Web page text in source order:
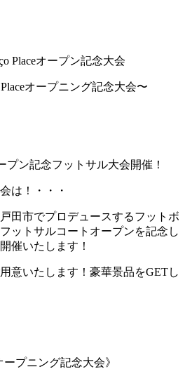
Placeオープン記念大会
オープニング記念大会〜
プン記念フットサル大会開催！
は！・・・
田市でプロデュースするフットボ
ットサルコートオープンを記念し
催いたします！
意いたします！豪華景品をGETし
ープニング記念大会》